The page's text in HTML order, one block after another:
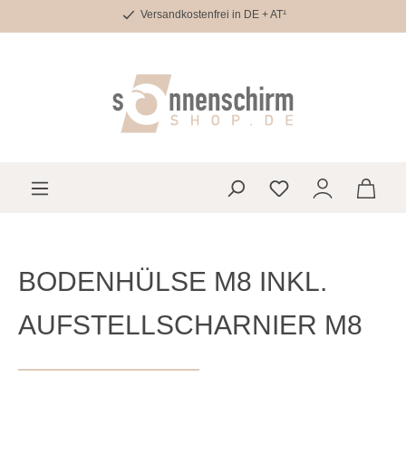
Zum Hauptinhalt springenVersandkostenfrei in DE + AT¹
Du hast 0 Produkte
BODENHÜLSE M8 INKL.
AUFSTELLSCHARNIER M8